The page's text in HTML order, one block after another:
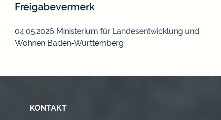
Freigabevermerk
04.05.2026 Ministerium für Landesentwicklung und
Wohnen Baden-Württemberg
KONTAKT